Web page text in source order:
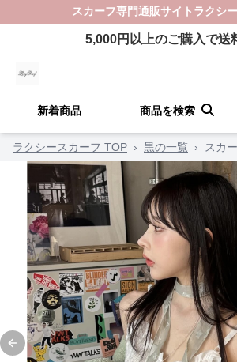
スカーフ専門通販サイト ラクシ
5,000円以上のご購入で送
新着商品 商品を検索
ラクシースカーフ TOP › 黒の一覧 › スカ
Previous slide